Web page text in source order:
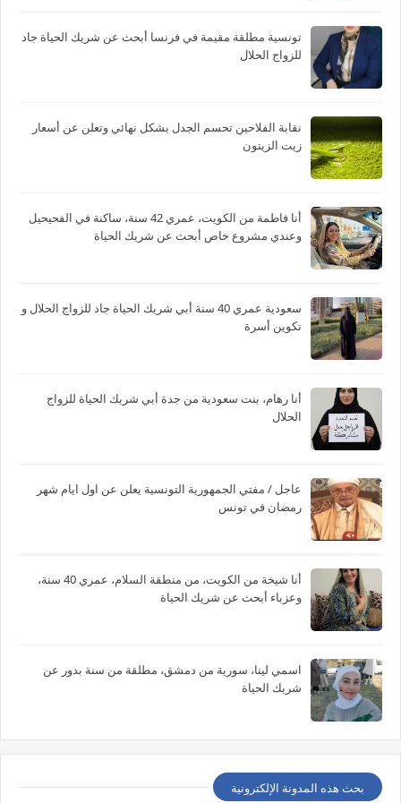
تونسية مطلقة مقيمة في فرنسا أبحث عن شريك الحياة جاد
للزواج الحلال
نقابة الفلاحين تحسم الجدل بشكل نهائي وتعلن عن أسعار
زيت الزيتون
أنا فاطمة من الكويت، عمري 42 سنة، ساكنة في الفحيحيل
وعندي مشروع خاص أبحث عن شريك الحياة
سعودية عمري 40 سنة أبي شريك الحياة جاد للزواج الحلال و
تكوين أسرة
أنا رهام، بنت سعودية من جدة أبي شريك الحياة للزواج
الحلال
عاجل / مفتي الجمهورية التونسية يعلن عن اول ايام شهر
رمضان في تونس
أنا شيخة من الكويت، من منطقة السلام، عمري 40 سنة،
وعزباء أبحث عن شريك الحياة
اسمي لينا، سورية من دمشق، مطلقة من سنة بدور عن
شريك الحياة
بحث هذه المدونة الإلكترونية